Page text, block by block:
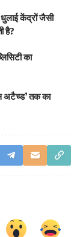
धुलाई केंद्रों जैसी
है?
का
अटैच्ड’ तक का